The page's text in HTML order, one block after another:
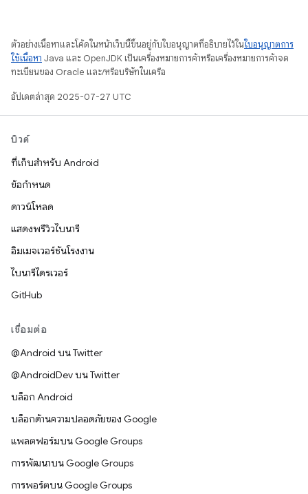
ตัวอย่างเนื้อหาและโค้ดในหน้าเว็บนี้ขึ้นอยู่กับใบอนุญาตที่อธิบายไว้ในใบอนุญาตการ
ใช้เนื้อหา Java และ OpenJDK เป็นเครื่องหมายการค้าหรือเครื่องหมายการค้าจด
ทะเบียนของ Oracle และ/หรือบริษัทในเครือ
อัปเดตล่าสุด 2025-07-27 UTC
บิวด์
ที่เก็บสำหรับ Android
ข้อกำหนด
ดาวน์โหลด
แสดงพรีวิวไบนารี
อิมเมจเวอร์ชันโรงงาน
ไบนารีไดรเวอร์
GitHub
เชื่อมต่อ
@Android บน Twitter
@AndroidDev บน Twitter
บล็อก Android
บล็อกด้านความปลอดภัยของ Google
แพลตฟอร์มบน Google Groups
การพัฒนาบน Google Groups
การพอร์ตบน Google Groups